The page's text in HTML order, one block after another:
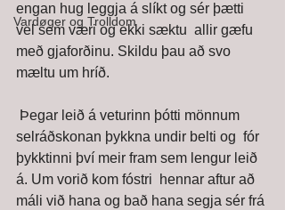
Vardøger og Trolldom
engan hug leggja á slíkt og sér þætti
vel sem væri og ekki sæktu  allir gæfu
með gjaforðinu. Skildu þau að svo
mæltu um hríð.
selráðskonan þykkna undir belti og  fór
þykktinni því meir fram sem lengur leið
á. Um vorið kom fóstri  hennar aftur að
máli við hana og bað hana segja sér frá